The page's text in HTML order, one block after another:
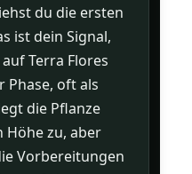
du die ersten
ist dein Signal,
Terra Flores
Phase, oft als
die Pflanze
Höhe zu, aber
Vorbereitungen